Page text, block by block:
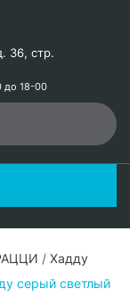
36, стр.
до 18-00
/ Хадду
серый светлый